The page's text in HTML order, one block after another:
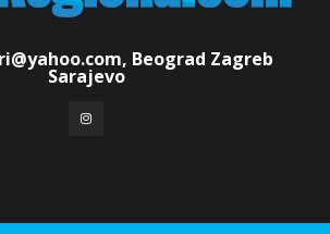
Beograd Zagreb
Sarajevo